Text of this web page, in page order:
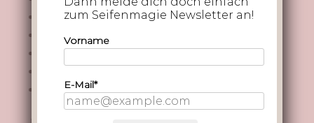
Kürbiskernöl (geröstet):5 %
Olivenöl:45 %
Rizinusöl:
Überfettung:8%
zum Seifenmagie Newsletter an!
Vorname
E-Mail*